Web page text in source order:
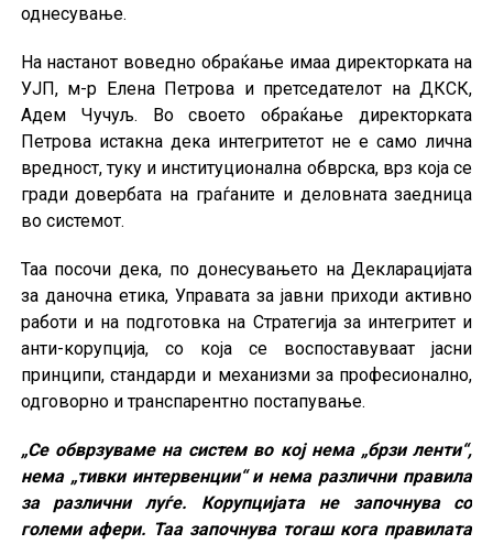
однесување.
На настанот воведно обраќање имаа директорката на
УЈП, м-р Елена Петрова и претседателот на ДКСК,
Адем Чучуљ. Во своето обраќање директорката
Петрова истакна дека интегритетот не е само лична
вредност, туку и институционална обврска, врз која се
гради довербата на граѓаните и деловната заедница
во системот.
Таа посочи дека, по донесувањето на Декларацијата
за даночна етика, Управата за јавни приходи активно
работи и на подготовка на Стратегија за интегритет и
анти-корупција, со која се воспоставуваат јасни
принципи, стандарди и механизми за професионално,
одговорно и транспарентно постапување.
„Се обврзуваме на систем во кој нема „брзи ленти“,
нема „тивки интервенции“ и нема различни правила
за различни луѓе. Корупцијата не започнува со
големи афери. Таа започнува тогаш кога правилата